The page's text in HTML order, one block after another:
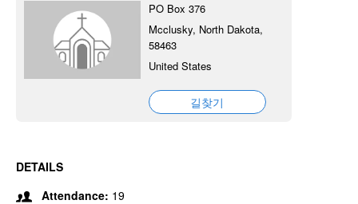
PO Box 376
Mcclusky, North Dakota,
58463
United States
길찾기
DETAILS
Attendance: 19